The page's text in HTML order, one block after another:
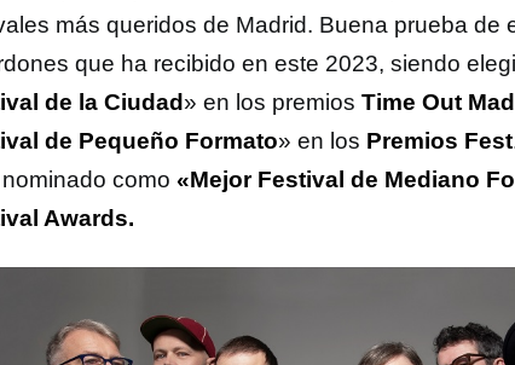
más queridos de Madrid. Buena prueba de
que ha recibido en este 2023, siendo
de la Ciudad» en los premios Time Out
de Pequeño Formato» en los Premios Fest
como «Mejor Festival de Mediano
Awards.